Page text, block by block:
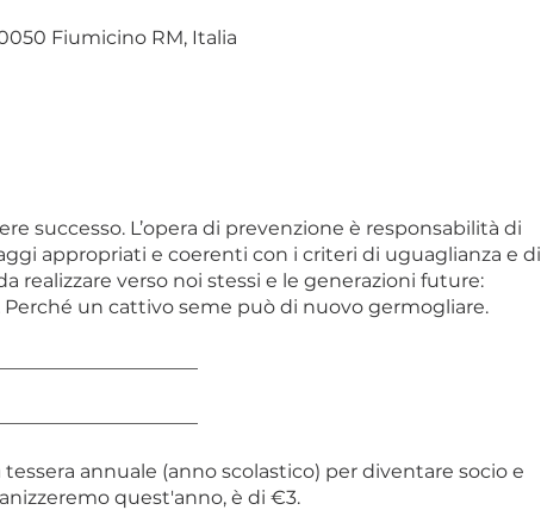
Fiumicino RM, Italia
successo. L’opera di prevenzione è responsabilità di
appropriati e coerenti con i criteri di uguaglianza e di
verso noi stessi e le generazioni future:
un cattivo seme può di nuovo germogliare.
annuale (anno scolastico) per diventare socio e
quest'anno, è di €3.